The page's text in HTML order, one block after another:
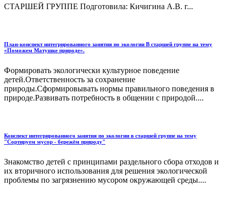
СТАРШЕЙ ГРУППЕ Подготовила: Кичигина А.В. г...
План-конспект интегрированного занятия по экологии В старшей группе на тему
«Поможем Матушке природе».
Формировать экологически культурное поведение
детей.Ответственность за сохранение
природы.Сформировывать нормы правильного поведения в
природе.Развивать потребность в общении с природой....
Конспект интегрированного занятия по экологии в старшей группе на тему
"Сортируем мусор - бережём природу"
Знакомство детей с принципами раздельного сбора отходов и
их вторичного использования для решения экологической
проблемы по загрязнению мусором окружающей среды....